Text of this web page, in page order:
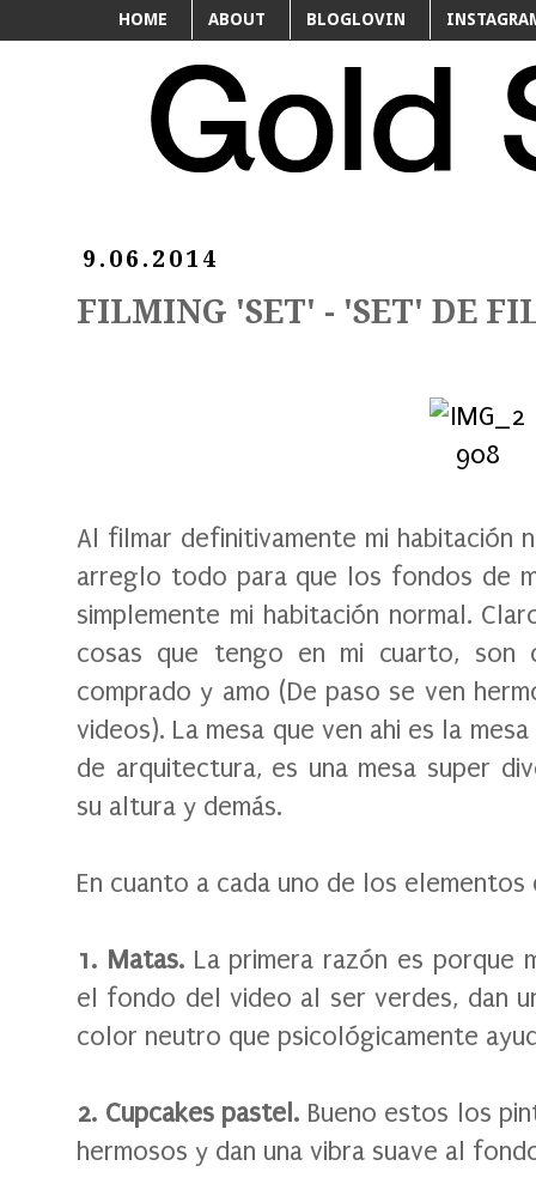
HOME ABOUT BLOGLOVIN
9.06.2014
FILMING 'SET' - 'SET' DE
Al filmar definitivamente mi habitación
arreglo todo para que los fondos de
simplemente mi habitación normal.
cosas que tengo en mi cuarto, son
comprado y amo (De paso se ven
videos). La mesa que ven ahi es la
de arquitectura, es una mesa super
su altura y demás.
En cuanto a cada uno de los elementos
1. Matas. La primera razón es porque
el fondo del video al ser verdes, dan
color neutro que psicológicamente
2. Cupcakes pastel. Bueno estos los
hermosos y dan una vibra suave al